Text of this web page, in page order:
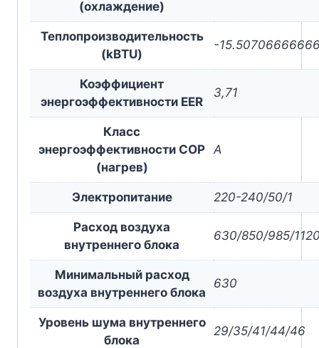
(охлаждение)
Теплопроизводительность
(kBTU)
-
Коэффициент
энергоэффективности EER
3,71
Класс
энергоэффективности COP
(нагрев)
A
Электропитание 220-240/50/1
Расход воздуха
внутреннего блока
630/850/985/
Минимальный расход
воздуха внутреннего блока
630
Уровень шума внутреннего
блока
29/35/41/44/46